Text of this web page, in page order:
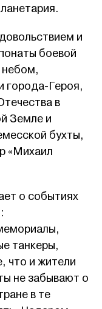
и
боевой
небом,
города-Героя,
в
Земле и
бухты,
«Михаил
о событиях
танкеры,
что и жители
не забывают о
в те